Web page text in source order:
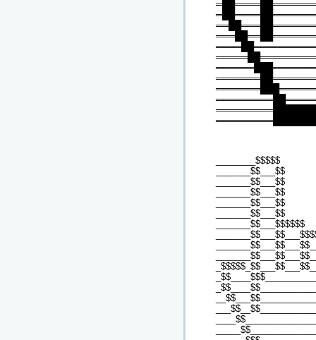
________$$$$$
_______$$___$$
_______$$___$$
_______$$___$$
_______$$___$$
_______$$___$$
_______$$___$$$$$$